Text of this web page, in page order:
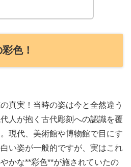
色！
真実！当時の姿は今と全然違う
人が抱く古代彫刻への認識を覆
現代、美術館や博物館で目にす
い姿が一般的ですが、実はこれ
かな**彩色**が施されていたの